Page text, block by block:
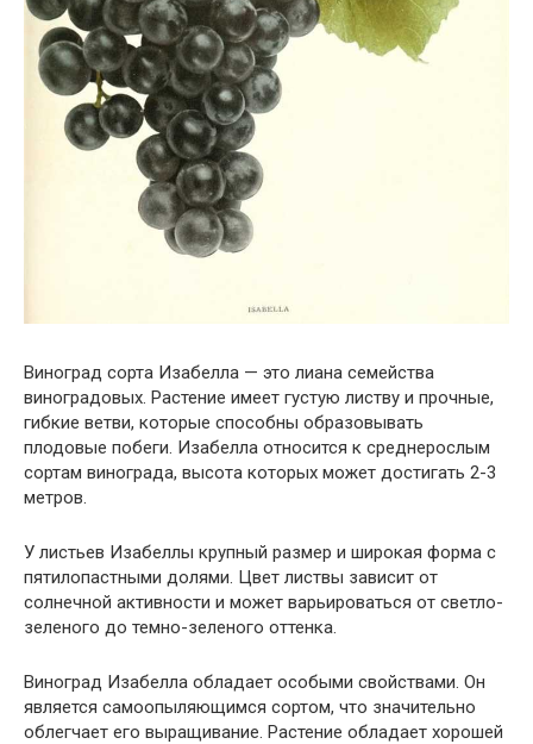
Виноград сорта Изабелла — это лиана семейства
виноградовых. Растение имеет густую листву и прочные,
гибкие ветви, которые способны образовывать
плодовые побеги. Изабелла относится к среднерослым
сортам винограда, высота которых может достигать 2-3
метров.
У листьев Изабеллы крупный размер и широкая форма с
пятилопастными долями. Цвет листвы зависит от
солнечной активности и может варьироваться от светло-
зеленого до темно-зеленого оттенка.
Виноград Изабелла обладает особыми свойствами. Он
является самоопыляющимся сортом, что значительно
облегчает его выращивание. Растение обладает хорошей